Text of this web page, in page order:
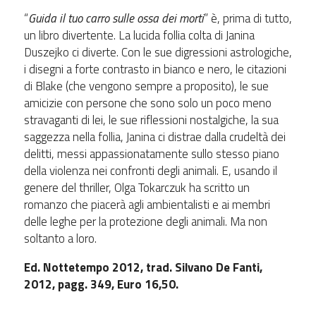
“Guida il tuo carro sulle ossa dei morti” è, prima di tutto,
un libro divertente. La lucida follia colta di Janina
Duszejko ci diverte. Con le sue digressioni astrologiche,
i disegni a forte contrasto in bianco e nero, le citazioni
di Blake (che vengono sempre a proposito), le sue
amicizie con persone che sono solo un poco meno
stravaganti di lei, le sue riflessioni nostalgiche, la sua
saggezza nella follia, Janina ci distrae dalla crudeltà dei
delitti, messi appassionatamente sullo stesso piano
della violenza nei confronti degli animali. E, usando il
genere del thriller, Olga Tokarczuk ha scritto un
romanzo che piacerà agli ambientalisti e ai membri
delle leghe per la protezione degli animali. Ma non
soltanto a loro.
Ed. Nottetempo 2012, trad. Silvano De Fanti,
2012, pagg. 349, Euro 16,50.